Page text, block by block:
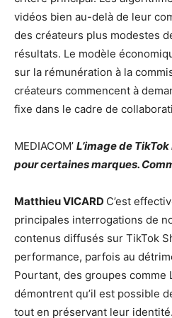
vidéos bien au-delà de leur
des créateurs plus modestes
résultats. Le modèle
sur la rémunération à la
créateurs commencent à
fixe dans le cadre de
MEDIACOM’ L’image de
pour certaines marques.
Matthieu VICARD C’est
principales interrogations de
contenus diffusés sur TikTok
performance, parfois au
Pourtant, des groupes comme
démontrent qu’il est possible
tout en préservant leur